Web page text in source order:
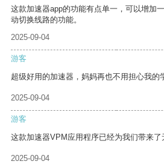
这款加速器app的功能有点单一，可以增加
动切换线路的功能。
2025-09-04
游客
超级好用的加速器，妈妈再也不用担心我的
2025-09-04
游客
这款加速器VPM应用程序已经为我们带来了
2025-09-04